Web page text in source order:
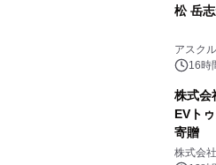
松 岳
アスク
16時
株式会
EVト
寄贈
株式会